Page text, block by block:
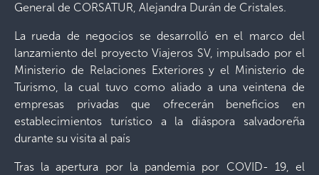
General de CORSATUR, Alejandra Durán de Cristales.
La rueda de negocios se desarrolló en el marco del
lanzamiento del proyecto Viajeros SV, impulsado por el
Ministerio de Relaciones Exteriores y el Ministerio de
Turismo, la cual tuvo como aliado a una veintena de
empresas privadas que ofrecerán beneficios en
establecimientos turístico a la diáspora salvadoreña
durante su visita al país
Tras la apertura por la pandemia por COVID- 19, el